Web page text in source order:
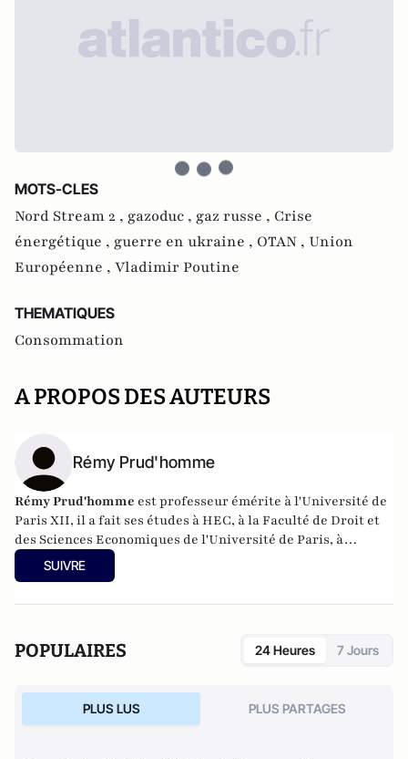
MOTS-CLES
Nord Stream 2 , gazoduc , gaz russe , Crise
énergétique , guerre en ukraine , OTAN , Union
Européenne , Vladimir Poutine
THEMATIQUES
Consommation
A PROPOS DES AUTEURS
Rémy Prud'homme
Rémy Prud'homme est professeur émérite à l'Université de
Paris XII, il a fait ses études à HEC, à la Faculté de Droit et
des Sciences Economiques de l'Université de Paris, à
l'Université Harvard, ainsi qu'à l'Institut d'Etudes Politique
de Paris. Issu d'une famille de paysans, il a été pendant
SUIVRE
POPULAIRES 24 Heures 7 Jours
PLUS LUS PLUS PARTAGES